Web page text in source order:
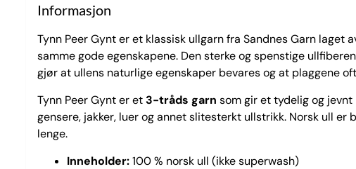
Informasjon
Tynn Peer Gynt er et klassisk ullgarn fra Sandnes Garn laget
samme gode egenskapene. Den sterke og spenstige
gjør at ullens naturlige egenskaper bevares og at plaggene
Tynn Peer Gynt er et3-tråds garn som gir et tydelig og
gensere, jakker, luer og annet slitesterkt ullstrikk. Norsk ull
lenge.
Inneholder:100 % norsk ull (ikke superwash)